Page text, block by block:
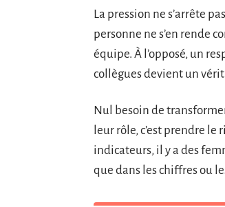
La pression ne s’arrête
personne ne s’en rende
équipe. À l’opposé, un
collègues devient un
Nul besoin de
leur rôle, c’est prendre
indicateurs, il y a des
que dans les chiffres ou